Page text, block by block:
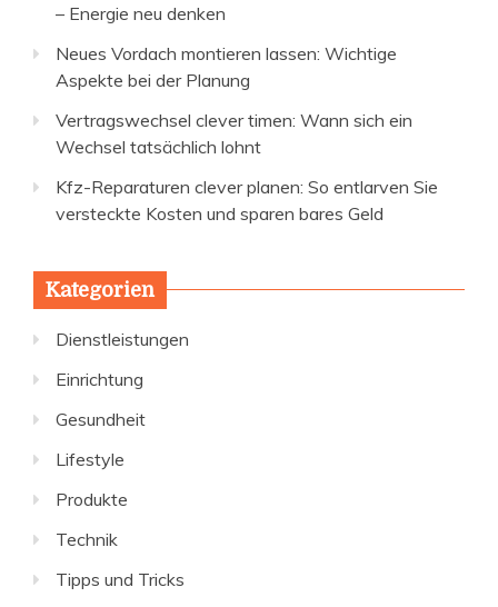
– Energie neu denken
Neues Vordach montieren lassen: Wichtige
Aspekte bei der Planung
Vertragswechsel clever timen: Wann sich ein
Wechsel tatsächlich lohnt
Kfz-Reparaturen clever planen: So entlarven Sie
versteckte Kosten und sparen bares Geld
Kategorien
Dienstleistungen
Einrichtung
Gesundheit
Lifestyle
Produkte
Technik
Tipps und Tricks